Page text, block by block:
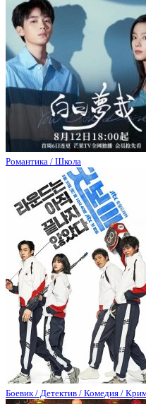
Романтика / Школа
Боевик / Детектив / Комедия /